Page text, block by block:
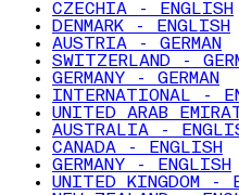
CZECHIA - ENGLISH
DENMARK - ENGLISH
AUSTRIA - GERMAN
SWITZERLAND -
GERMANY - GERMAN
INTERNATIONAL -
UNITED ARAB
AUSTRALIA -
CANADA - ENGLISH
GERMANY - ENGLISH
UNITED KINGDOM -